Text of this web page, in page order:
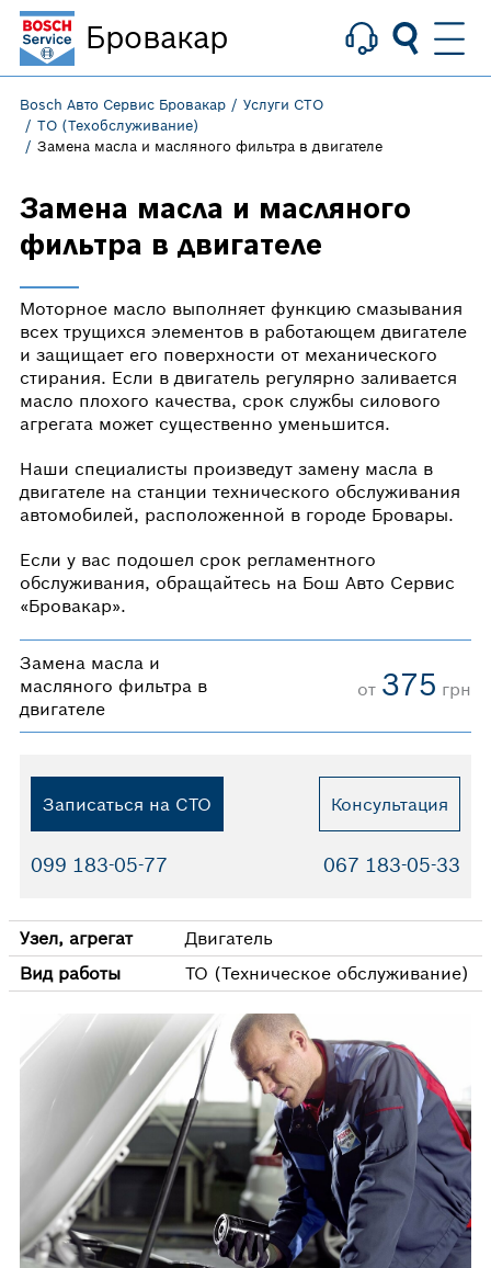
Bosch Авто Сервис Бровакар
Услуги СТО
ТО (Техобслуживание)
Замена масла и масляного фильтра в двигателе
Замена масла и масляного
фильтра в двигателе
Моторное масло выполняет функцию смазывания
всех трущихся элементов в работающем двигателе
и защищает его поверхности от механического
стирания. Если в двигатель регулярно заливается
масло плохого качества, срок службы силового
агрегата может существенно уменьшится.
Наши специалисты произведут замену масла в
двигателе на станции технического обслуживания
автомобилей, расположенной в городе Бровары.
Если у вас подошел срок регламентного
обслуживания, обращайтесь на Бош Авто Сервис
«Бровакар».
Замена масла и
масляного фильтра в
двигателе
от 375 грн
Записаться на СТО Консультация
099 183-05-77 067 183-05-33
Узел, агрегат
Двигатель
Вид работы
ТО (Техническое обслуживание)
Бровакар